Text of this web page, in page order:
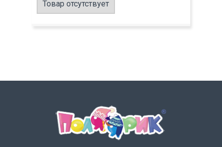
Товар отсутствует